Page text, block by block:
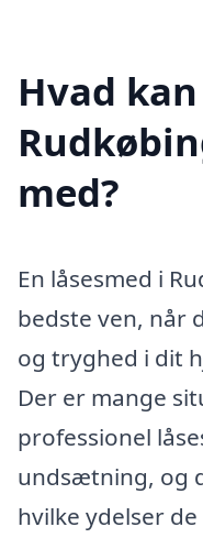
Hvad
med?
En låsesmed i
bedste ven, når
og tryghed i dit
Der er mange
professionel
undsætning, og
hvilke ydelser